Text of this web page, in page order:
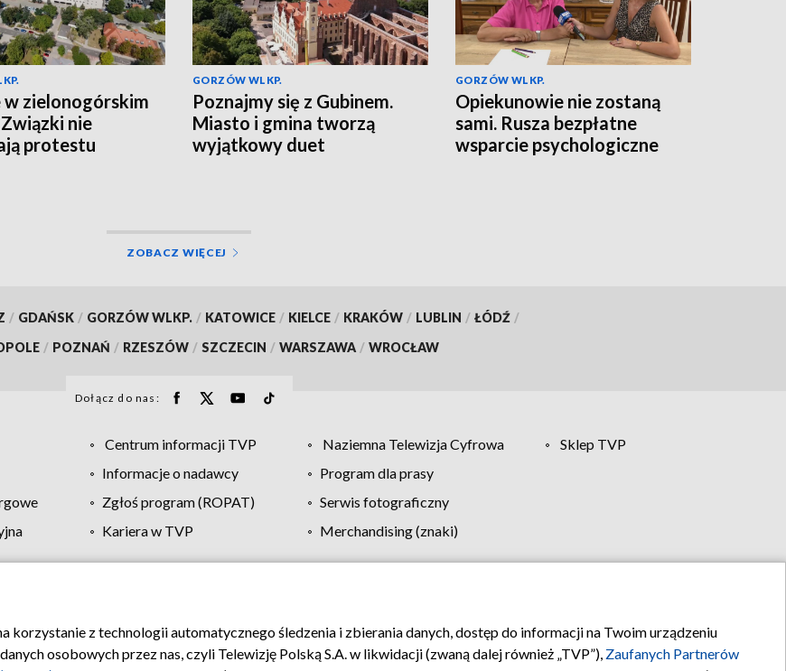
w zielonogórskim
nie
protestu
GORZÓW WLKP.
Poznajmy się z Gubinem.
Miasto i gmina tworzą
wyjątkowy duet
GORZÓW WLKP.
Opiekunowie nie zostaną
sami. Rusza bezpłatne
wsparcie psychologiczne
ZOBACZ WIĘCEJ
/ GDAŃSK / GORZÓW WLKP. / KATOWICE / KIELCE / KRAKÓW / LUBLIN / ŁÓDŹ /
/ POZNAŃ / RZESZÓW / SZCZECIN / WARSZAWA / WROCŁAW
Dołącz do nas:
Centrum informacji TVP Naziemna Telewizja Cyfrowa
Sklep TVP
Informacje o nadawcy
Program dla prasy
Zgłoś program (ROPAT)
Serwis fotograficzny
Kariera w TVP
Merchandising (znaki)
prywatności Moje zgody Pomoc Biuro reklamy Kontakt
korzystanie z technologii automatycznego śledzenia i zbierania danych, dostęp do informacji na Twoim urządzeniu
osobowych przez nas, czyli Telewizję Polską S.A. w likwidacji (zwaną dalej również „TVP”), Zaufanych Partnerów